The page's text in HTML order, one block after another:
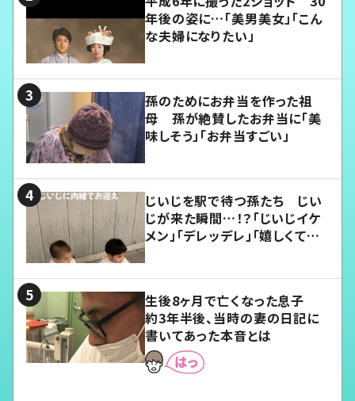
年後の姿に…「美男美女」「こん
な夫婦になりたい」
孫のためにお弁当を作った祖
母 孫が絶賛したお弁当に「美
味しそう」「お弁当すごい」
じいじを駅で待つ孫たち じい
じが来た瞬間…！？「じいじイケ
メン」「デレッデレ」「嬉しくて可
生後8ヶ月で亡くなった息子
約3年半後、当時の妻の日記に
書いてあった本音とは